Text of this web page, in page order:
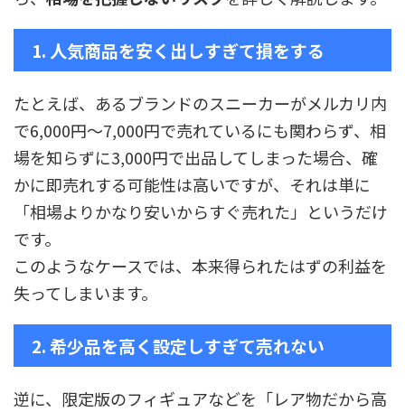
1. 人気商品を安く出しすぎて損をする
たとえば、あるブランドのスニーカーがメルカリ内
で6,000円〜7,000円で売れているにも関わらず、相
場を知らずに3,000円で出品してしまった場合、確
かに即売れする可能性は高いですが、それは単に
「相場よりかなり安いからすぐ売れた」というだけ
です。
このようなケースでは、本来得られたはずの利益を
失ってしまいます。
2. 希少品を高く設定しすぎて売れない
逆に、限定版のフィギュアなどを「レア物だから高